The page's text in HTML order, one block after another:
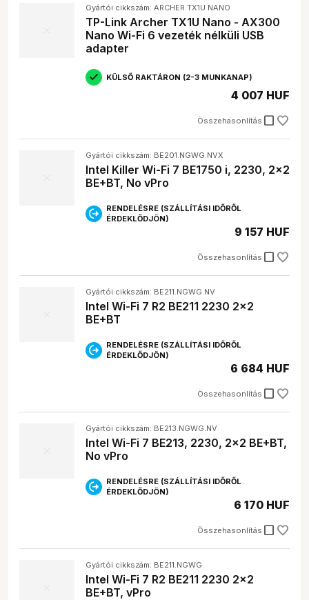
Gyártói cikkszám: ARCHER TX1U NANO
TP-Link Archer TX1U Nano - AX300
Nano Wi-Fi 6 vezeték nélküli USB
adapter
KÜLSŐ RAKTÁRON (2-3 MUNKANAP)
Összehasonlítás check_box_outline_blank
4 007 HUF
Gyártói cikkszám: BE201.NGWG.NVX
Intel Killer Wi-Fi 7 BE1750 i, 2230, 2x2
BE+BT, No vPro
RENDELÉSRE (SZÁLLÍTÁSI IDŐRŐL
ÉRDEKLŐDJÖN)
Összehasonlítás check_box_outline_blank
9 157 HUF
Gyártói cikkszám: BE211.NGWG.NV
Intel Wi-Fi 7 R2 BE211 2230 2x2
BE+BT
RENDELÉSRE (SZÁLLÍTÁSI IDŐRŐL
ÉRDEKLŐDJÖN)
Összehasonlítás check_box_outline_blank
6 684 HUF
Gyártói cikkszám: BE213.NGWG.NV
Intel Wi-Fi 7 BE213, 2230, 2x2 BE+BT,
No vPro
RENDELÉSRE (SZÁLLÍTÁSI IDŐRŐL
ÉRDEKLŐDJÖN)
Összehasonlítás check_box_outline_blank
6 170 HUF
Gyártói cikkszám: BE211.NGWG
Intel Wi-Fi 7 R2 BE211 2230 2x2
BE+BT, vPro